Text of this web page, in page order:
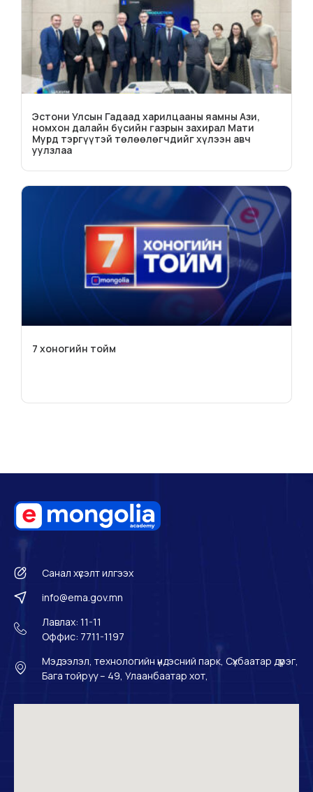
Эстони Улсын Гадаад харилцааны яамны Ази,
номхон далайн бүсийн газрын захирал Мати
Мурд тэргүүтэй төлөөлөгчдийг хүлээн авч
уулзлаа
7 хоногийн тойм
Санал хүсэлт илгээх
info@ema.gov.mn
Лавлах: 11-11
Оффис: 7711-1197
Мэдээлэл, технологийн үндэсний парк, Сүхбаатар дүүрэг,
Бага тойруу – 49, Улаанбаатар хот,